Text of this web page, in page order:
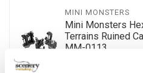
MINI MONSTERS
Mini Monsters
Terrains Ruined
MM-0113